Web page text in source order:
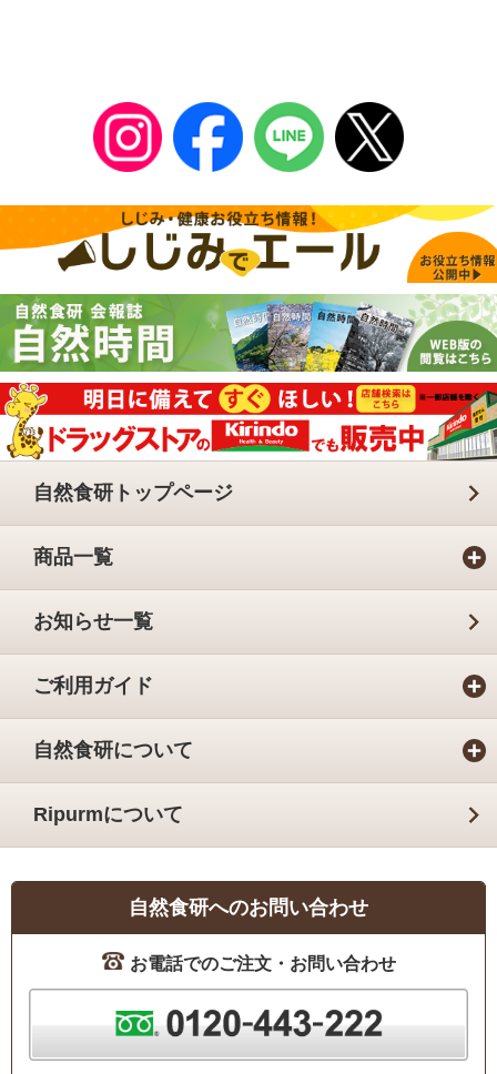
自然食研トップページ
商品一覧
お知らせ一覧
ご利用ガイド
自然食研について
Ripurmについて
自然食研へのお問い合わせ
お電話でのご注文・お問い合わせ